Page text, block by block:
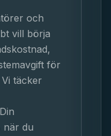
och
vill börja
för
täcker
när du